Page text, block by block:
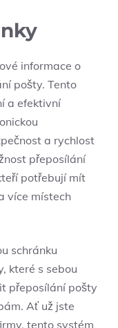
informace o
pošty. Tento
a efektivní
a rychlost
přeposílání
potřebují mít
více místech
schránku
které s sebou
přeposílání pošty
Ať už jste
tento systém